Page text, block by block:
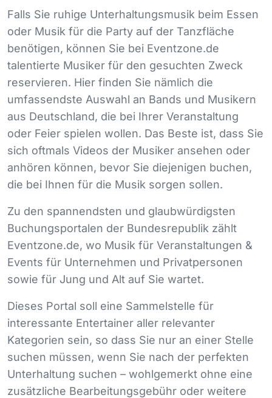
Falls Sie ruhige Unterhaltungsmusik beim Essen
oder Musik für die Party auf der Tanzfläche
benötigen, können Sie bei Eventzone.de
talentierte Musiker für den gesuchten Zweck
reservieren. Hier finden Sie nämlich die
umfassendste Auswahl an Bands und Musikern
aus Deutschland, die bei Ihrer Veranstaltung
oder Feier spielen wollen. Das Beste ist, dass Sie
sich oftmals Videos der Musiker ansehen oder
anhören können, bevor Sie diejenigen buchen,
die bei Ihnen für die Musik sorgen sollen.
Zu den spannendsten und glaubwürdigsten
Buchungsportalen der Bundesrepublik zählt
Eventzone.de, wo Musik für Veranstaltungen &
Events für Unternehmen und Privatpersonen
sowie für Jung und Alt auf Sie wartet.
Dieses Portal soll eine Sammelstelle für
interessante Entertainer aller relevanter
Kategorien sein, so dass Sie nur an einer Stelle
suchen müssen, wenn Sie nach der perfekten
Unterhaltung suchen – wohlgemerkt ohne eine
zusätzliche Bearbeitungsgebühr oder weitere